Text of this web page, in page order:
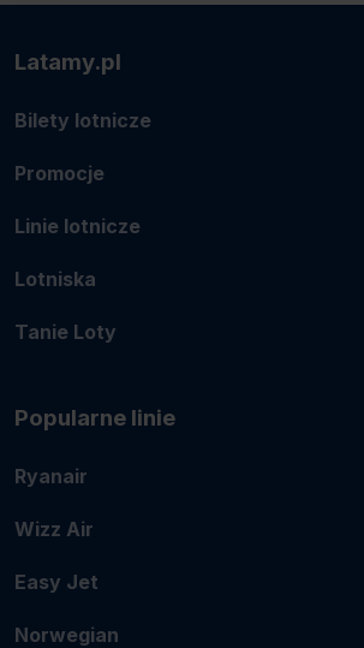
Latamy.pl
Bilety lotnicze
Promocje
Linie lotnicze
Lotniska
Tanie Loty
Popularne linie
Ryanair
Wizz Air
Easy Jet
Norwegian